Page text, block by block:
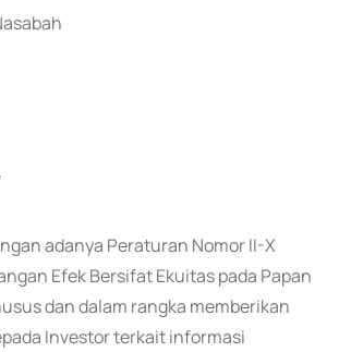
adanya Peraturan Nomor II-X
Efek Bersifat Ekuitas pada Papan
dan dalam rangka memberikan
Investor terkait informasi